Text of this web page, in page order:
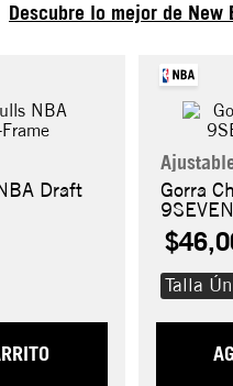
Descubre lo mejor de New
Draft
Gorra
Talla